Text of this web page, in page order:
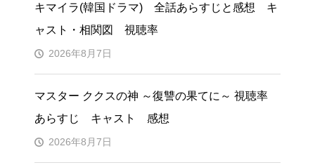
キマイラ(韓国ドラマ) 全話あらすじと感想 キ
ャスト・相関図 視聴率
2026年8月7日
マスター ククスの神 ～復讐の果てに～ 視聴率
あらすじ キャスト 感想
2026年8月7日